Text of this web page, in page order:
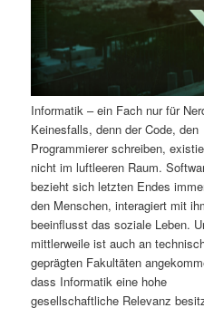
n
l
t
s
p
n
h
a
l
t
Informatik – ein Fach nur für
Keinesfalls, denn der Code, den
Programmierer schreiben,
nicht im luftleeren Raum.
bezieht sich letzten Endes
den Menschen, interagiert mit
beeinflusst das soziale Leben.
mittlerweile ist auch an
geprägten Fakultäten
dass Informatik eine hohe
gesellschaftliche Relevanz